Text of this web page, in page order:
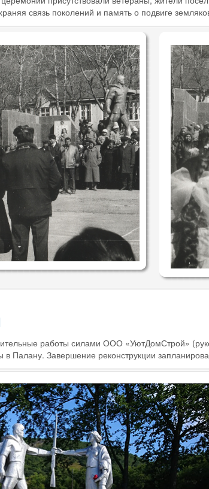
связь поколений и память о подвиге
работы силами ООО «УютДомСтрой»
в Палану. Завершение реконструкции